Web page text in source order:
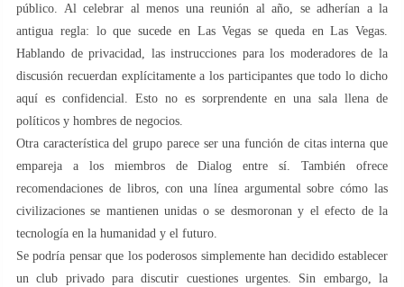
público. Al celebrar al menos una reunión al año, se adherían a la
antigua regla: lo que sucede en Las Vegas se queda en Las Vegas.
Hablando de privacidad, las instrucciones para los moderadores de la
discusión recuerdan explícitamente a los participantes que todo lo dicho
aquí es confidencial. Esto no es sorprendente en una sala llena de
políticos y hombres de negocios.
Otra característica del grupo parece ser una función de citas interna que
empareja a los miembros de Dialog entre sí. También ofrece
recomendaciones de libros, con una línea argumental sobre cómo las
civilizaciones se mantienen unidas o se desmoronan y el efecto de la
tecnología en la humanidad y el futuro.
Se podría pensar que los poderosos simplemente han decidido establecer
un club privado para discutir cuestiones urgentes. Sin embargo, la